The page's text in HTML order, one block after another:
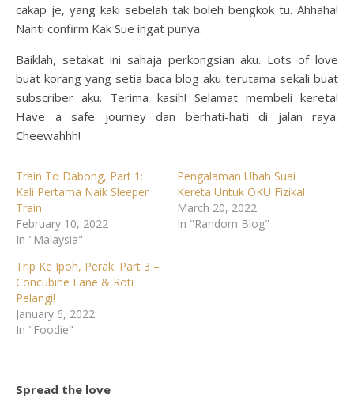
cakap je, yang kaki sebelah tak boleh bengkok tu. Ahhaha!
Nanti confirm Kak Sue ingat punya.
Baiklah, setakat ini sahaja perkongsian aku. Lots of love
buat korang yang setia baca blog aku terutama sekali buat
subscriber aku. Terima kasih! Selamat membeli kereta!
Have a safe journey dan berhati-hati di jalan raya.
Cheewahhh!
Train To Dabong, Part 1:
Kali Pertama Naik Sleeper
Train
February 10, 2022
In "Malaysia"
Pengalaman Ubah Suai
Kereta Untuk OKU Fizikal
March 20, 2022
In "Random Blog"
Trip Ke Ipoh, Perak: Part 3 –
Concubine Lane & Roti
Pelangi!
January 6, 2022
In "Foodie"
Spread the love